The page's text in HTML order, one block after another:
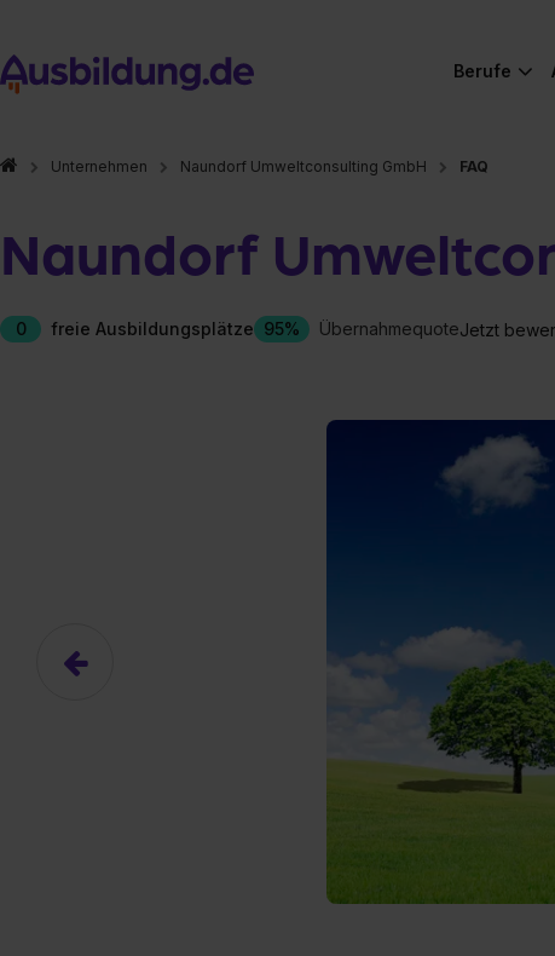
Berufe
Unternehmen Naundorf Umweltconsulting GmbH FAQ
Naundorf
0 freie Ausbildungsplätze 95% ÜbernahmequoteJetzt